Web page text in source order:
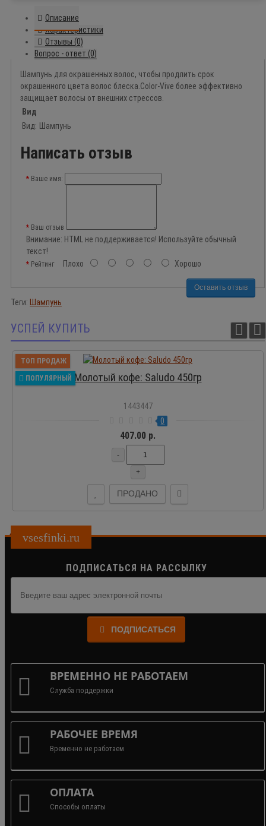
Описание
Характеристики
Отзывы (0)
Вопрос - ответ (0)
Шампунь для окрашенных волос, чтобы продлить срок
окрашенного цвета волос блеска.Color-Vive более эффективно
защищает волосы от внешних стрессов.
Вид
Вид:
Шампунь
Написать отзыв
Ваше имя:
Ваш отзыв
Внимание: HTML не поддерживается! Используйте обычный
текст!
Рейтинг Плохо Хорошо
Оставить отзыв
Теги: Шампунь
УСПЕЙ КУПИТЬ
ТОП ПРОДАЖ
ПОПУЛЯРНЫЙ Молотый кофе: Saludo 450гр
1443447
0
407.00 р.
-
+
ПРОДАНО
vsesfinki.ru
ПОДПИСАТЬСЯ НА РАССЫЛКУ
ПОДПИСАТЬСЯ
ВРЕМЕННО НЕ РАБОТАЕМ
Служба поддержки
РАБОЧЕЕ ВРЕМЯ
Временно не работаем
ОПЛАТА
Способы оплаты